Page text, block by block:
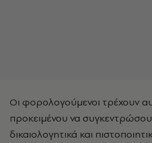
Οι φορολογούμενοι τρέχουν
προκειμένου να
δικαιολογητικά και